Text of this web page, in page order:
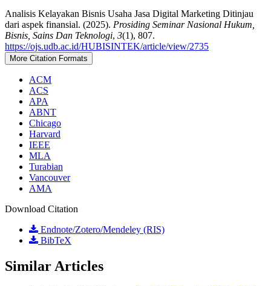
Analisis Kelayakan Bisnis Usaha Jasa Digital Marketing Ditinjau
dari aspek finansial. (2025). Prosiding Seminar Nasional Hukum,
Bisnis, Sains Dan Teknologi, 3(1), 807.
https://ojs.udb.ac.id/HUBISINTEK/article/view/2735
More Citation Formats
ACM
ACS
APA
ABNT
Chicago
Harvard
IEEE
MLA
Turabian
Vancouver
AMA
Download Citation
Endnote/Zotero/Mendeley (RIS)
BibTeX
Similar Articles